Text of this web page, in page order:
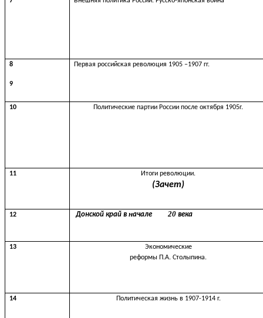
8
9
Первая российская революция 1905 –1907 гг.
10 Политические партии России после октября 1905г.
11 Итоги революции.
(Зачет)
12 Донской край в начале20века
13
Экономические
реформы П.А. Столыпина.
14 Политическая жизнь в 1907-1914 г.